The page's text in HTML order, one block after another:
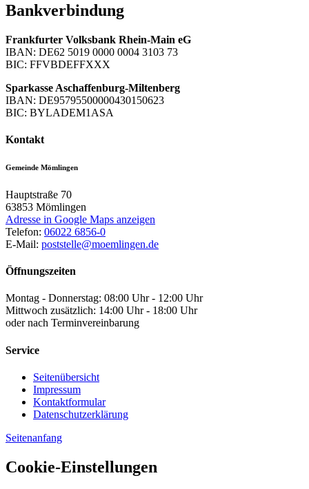
Bankverbindung
Frankfurter Volksbank Rhein-Main eG
IBAN: DE62 5019 0000 0004 3103 73
BIC: FFVBDEFFXXX
Sparkasse Aschaffenburg-Miltenberg
IBAN: DE95795500000430150623
BIC: BYLADEM1ASA
Kontakt
Gemeinde Mömlingen
Hauptstraße 70
63853 Mömlingen
Adresse in Google Maps anzeigen
Telefon: 06022 6856-0
E-Mail: poststelle@moemlingen.de
Öffnungszeiten
Montag - Donnerstag: 08:00 Uhr - 12:00 Uhr
Mittwoch zusätzlich: 14:00 Uhr - 18:00 Uhr
oder nach Terminvereinbarung
Service
Seitenübersicht
Impressum
Kontaktformular
Datenschutzerklärung
Seitenanfang
Cookie-Einstellungen